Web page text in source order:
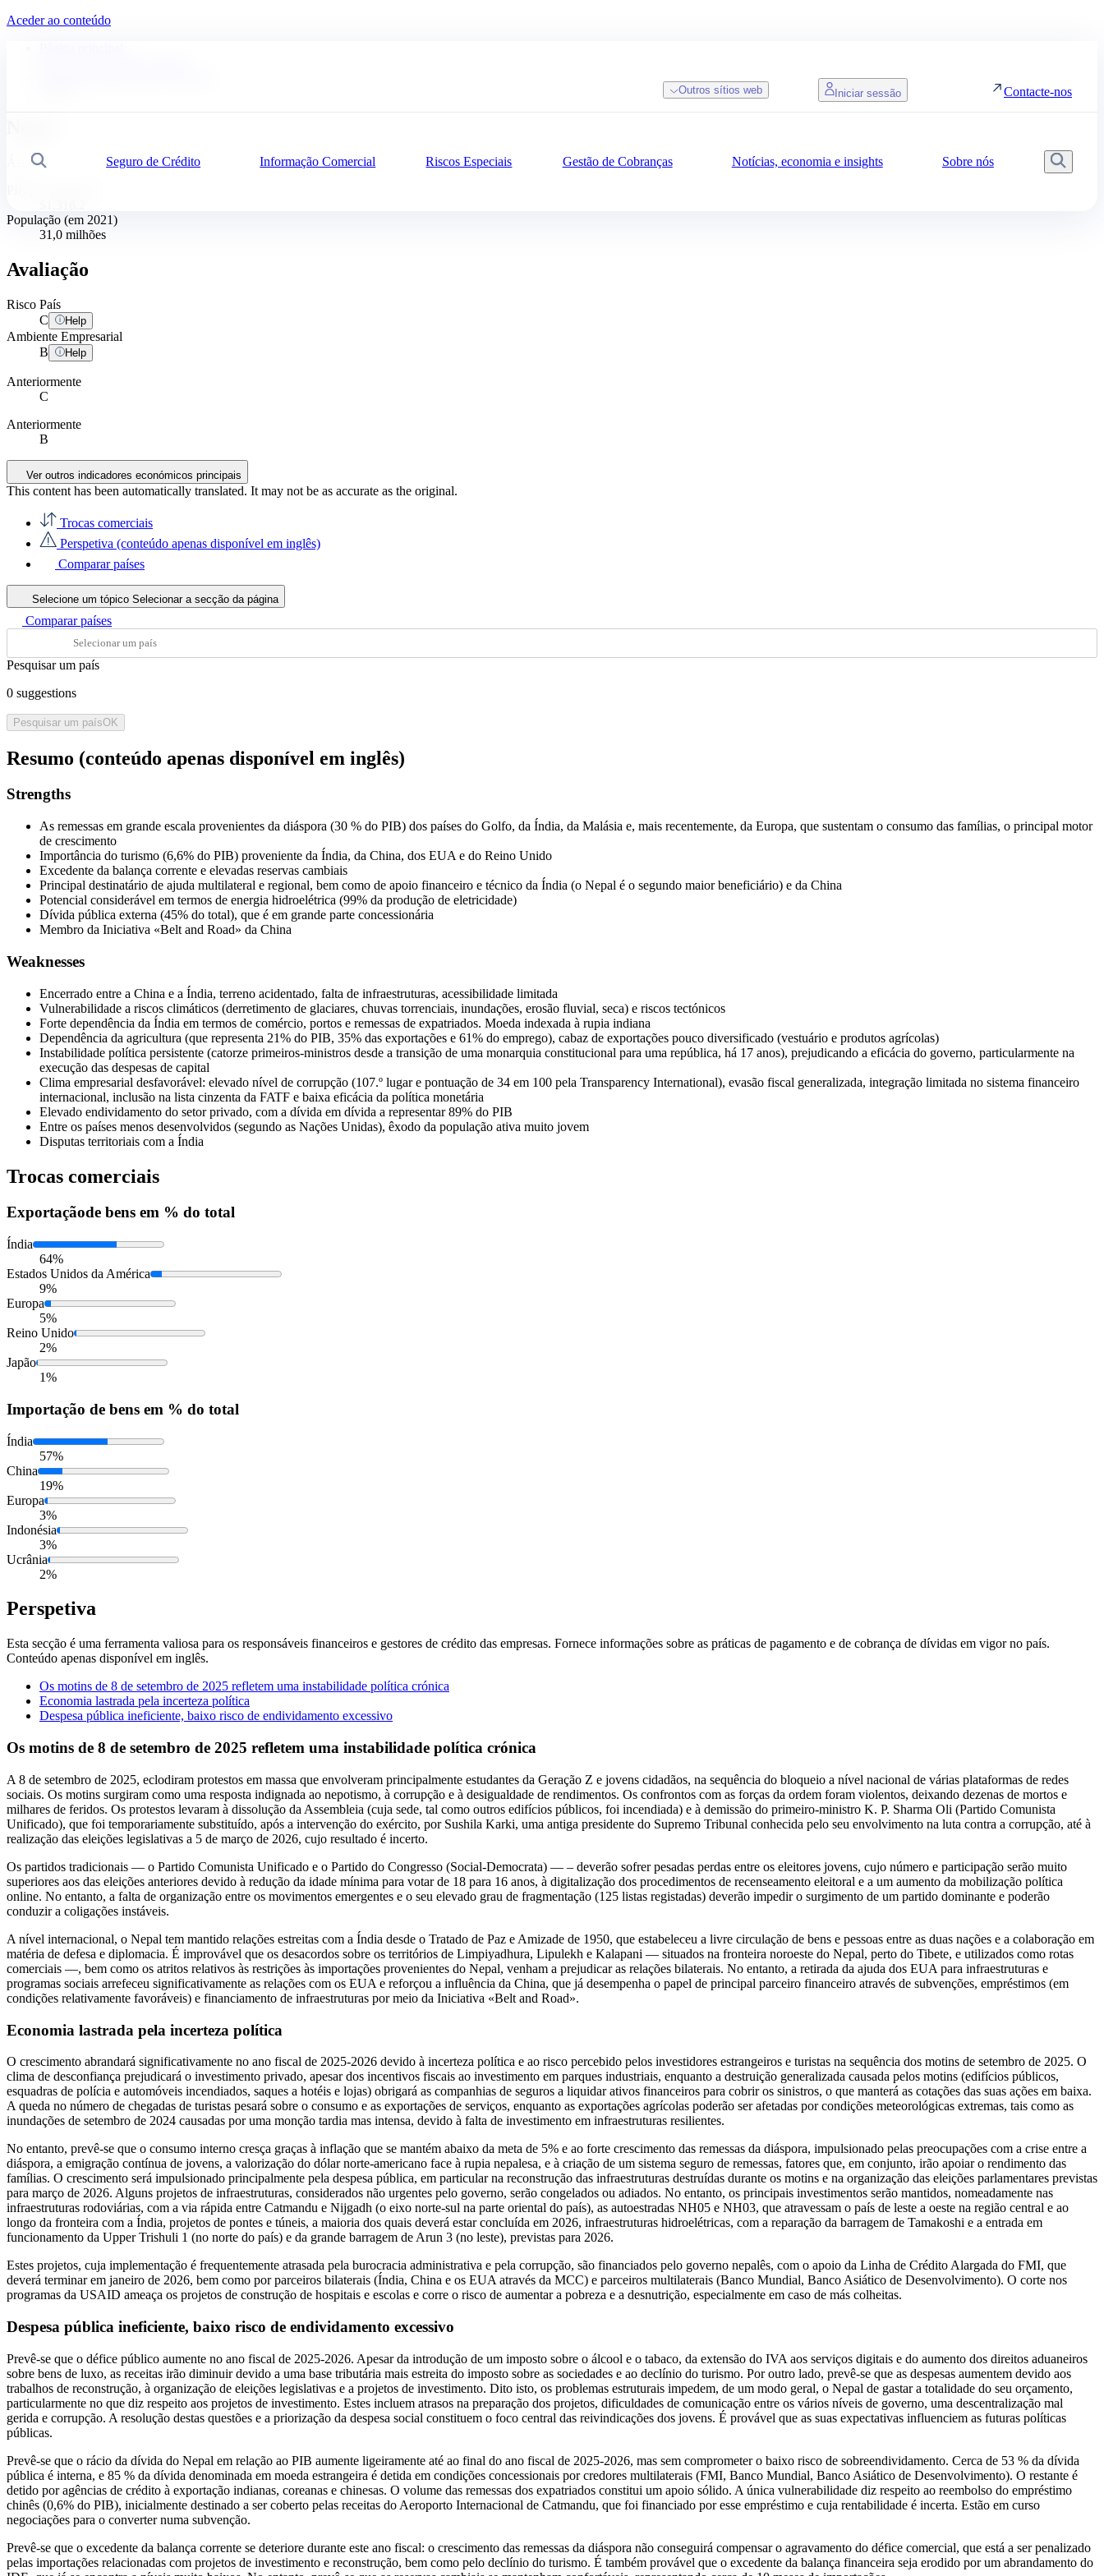
Aceder ao conteúdo
Seguro de Crédito Informação Comercial Riscos Especiais Gestão de Cobranças Notícias, economia e insights Sobre nós
Outros sítios web Iniciar sessão Contacte-nos
População (em 2021)
31,0 milhões
Avaliação
Risco País
C
Help
Ambiente Empresarial
B
Help
Anteriormente
C
Anteriormente
B
Ver outros indicadores económicos principais
This content has been automatically translated. It may not be as accurate as the original.
Trocas comerciais
Perspetiva (conteúdo apenas disponível em inglês)
Comparar países
Selecione um tópico Selecionar a secção da página
Comparar países
Pesquisar um país
0 suggestions
Pesquisar um paísOK
Resumo (conteúdo apenas disponível em inglês)
Strengths
As remessas em grande escala provenientes da diáspora (30 % do PIB) dos países do Golfo, da Índia, da Malásia e, mais recentemente, da Europa, que sustentam o consumo das famílias, o principal motor
de crescimento
Importância do turismo (6,6% do PIB) proveniente da Índia, da China, dos EUA e do Reino Unido
Excedente da balança corrente e elevadas reservas cambiais
Principal destinatário de ajuda multilateral e regional, bem como de apoio financeiro e técnico da Índia (o Nepal é o segundo maior beneficiário) e da China
Potencial considerável em termos de energia hidroelétrica (99% da produção de eletricidade)
Dívida pública externa (45% do total), que é em grande parte concessionária
Membro da Iniciativa «Belt and Road» da China
Weaknesses
Encerrado entre a China e a Índia, terreno acidentado, falta de infraestruturas, acessibilidade limitada
Vulnerabilidade a riscos climáticos (derretimento de glaciares, chuvas torrenciais, inundações, erosão fluvial, seca) e riscos tectónicos
Forte dependência da Índia em termos de comércio, portos e remessas de expatriados. Moeda indexada à rupia indiana
Dependência da agricultura (que representa 21% do PIB, 35% das exportações e 61% do emprego), cabaz de exportações pouco diversificado (vestuário e produtos agrícolas)
Instabilidade política persistente (catorze primeiros-ministros desde a transição de uma monarquia constitucional para uma república, há 17 anos), prejudicando a eficácia do governo, particularmente na
execução das despesas de capital
Clima empresarial desfavorável: elevado nível de corrupção (107.º lugar e pontuação de 34 em 100 pela Transparency International), evasão fiscal generalizada, integração limitada no sistema financeiro
internacional, inclusão na lista cinzenta da FATF e baixa eficácia da política monetária
Elevado endividamento do setor privado, com a dívida em dívida a representar 89% do PIB
Entre os países menos desenvolvidos (segundo as Nações Unidas), êxodo da população ativa muito jovem
Disputas territoriais com a Índia
Trocas comerciais
Exportaçãode bens em % do total
Índia
64%
Estados Unidos da América
9%
Europa
5%
Reino Unido
2%
Japão
1%
Importação de bens em % do total
Índia
57%
China
19%
Europa
3%
Indonésia
3%
Ucrânia
2%
Perspetiva
Esta secção é uma ferramenta valiosa para os responsáveis financeiros e gestores de crédito das empresas. Fornece informações sobre as práticas de pagamento e de cobrança de dívidas em vigor no país.
Conteúdo apenas disponível em inglês.
Os motins de 8 de setembro de 2025 refletem uma instabilidade política crónica
Economia lastrada pela incerteza política
Despesa pública ineficiente, baixo risco de endividamento excessivo
Os motins de 8 de setembro de 2025 refletem uma instabilidade política crónica
A 8 de setembro de 2025, eclodiram protestos em massa que envolveram principalmente estudantes da Geração Z e jovens cidadãos, na sequência do bloqueio a nível nacional de várias plataformas de redes
sociais. Os motins surgiram como uma resposta indignada ao nepotismo, à corrupção e à desigualdade de rendimentos. Os confrontos com as forças da ordem foram violentos, deixando dezenas de mortos e
milhares de feridos. Os protestos levaram à dissolução da Assembleia (cuja sede, tal como outros edifícios públicos, foi incendiada) e à demissão do primeiro-ministro K. P. Sharma Oli (Partido Comunista
Unificado), que foi temporariamente substituído, após a intervenção do exército, por Sushila Karki, uma antiga presidente do Supremo Tribunal conhecida pelo seu envolvimento na luta contra a corrupção, até à
realização das eleições legislativas a 5 de março de 2026, cujo resultado é incerto.
Os partidos tradicionais — o Partido Comunista Unificado e o Partido do Congresso (Social-Democrata) — – deverão sofrer pesadas perdas entre os eleitores jovens, cujo número e participação serão muito
superiores aos das eleições anteriores devido à redução da idade mínima para votar de 18 para 16 anos, à digitalização dos procedimentos de recenseamento eleitoral e a um aumento da mobilização política
online. No entanto, a falta de organização entre os movimentos emergentes e o seu elevado grau de fragmentação (125 listas registadas) deverão impedir o surgimento de um partido dominante e poderão
conduzir a coligações instáveis.
A nível internacional, o Nepal tem mantido relações estreitas com a Índia desde o Tratado de Paz e Amizade de 1950, que estabeleceu a livre circulação de bens e pessoas entre as duas nações e a colaboração em
matéria de defesa e diplomacia. É improvável que os desacordos sobre os territórios de Limpiyadhura, Lipulekh e Kalapani — situados na fronteira noroeste do Nepal, perto do Tibete, e utilizados como rotas
comerciais —, bem como os atritos relativos às restrições às importações provenientes do Nepal, venham a prejudicar as relações bilaterais. No entanto, a retirada da ajuda dos EUA para infraestruturas e
programas sociais arrefeceu significativamente as relações com os EUA e reforçou a influência da China, que já desempenha o papel de principal parceiro financeiro através de subvenções, empréstimos (em
condições relativamente favoráveis) e financiamento de infraestruturas por meio da Iniciativa «Belt and Road».
Economia lastrada pela incerteza política
O crescimento abrandará significativamente no ano fiscal de 2025-2026 devido à incerteza política e ao risco percebido pelos investidores estrangeiros e turistas na sequência dos motins de setembro de 2025. O
clima de desconfiança prejudicará o investimento privado, apesar dos incentivos fiscais ao investimento em parques industriais, enquanto a destruição generalizada causada pelos motins (edifícios públicos,
esquadras de polícia e automóveis incendiados, saques a hotéis e lojas) obrigará as companhias de seguros a liquidar ativos financeiros para cobrir os sinistros, o que manterá as cotações das suas ações em baixa.
A queda no número de chegadas de turistas pesará sobre o consumo e as exportações de serviços, enquanto as exportações agrícolas poderão ser afetadas por condições meteorológicas extremas, tais como as
inundações de setembro de 2024 causadas por uma monção tardia mas intensa, devido à falta de investimento em infraestruturas resilientes.
No entanto, prevê-se que o consumo interno cresça graças à inflação que se mantém abaixo da meta de 5% e ao forte crescimento das remessas da diáspora, impulsionado pelas preocupações com a crise entre a
diáspora, a emigração contínua de jovens, a valorização do dólar norte-americano face à rupia nepalesa, e à criação de um sistema seguro de remessas, fatores que, em conjunto, irão apoiar o rendimento das
famílias. O crescimento será impulsionado principalmente pela despesa pública, em particular na reconstrução das infraestruturas destruídas durante os motins e na organização das eleições parlamentares previstas
para março de 2026. Alguns projetos de infraestruturas, considerados não urgentes pelo governo, serão congelados ou adiados. No entanto, os principais investimentos serão mantidos, nomeadamente nas
infraestruturas rodoviárias, com a via rápida entre Catmandu e Nijgadh (o eixo norte-sul na parte oriental do país), as autoestradas NH05 e NH03, que atravessam o país de leste a oeste na região central e ao
longo da fronteira com a Índia, projetos de pontes e túneis, a maioria dos quais deverá estar concluída em 2026, infraestruturas hidroelétricas, com a reparação da barragem de Tamakoshi e a entrada em
funcionamento da Upper Trishuli 1 (no norte do país) e da grande barragem de Arun 3 (no leste), previstas para 2026.
Estes projetos, cuja implementação é frequentemente atrasada pela burocracia administrativa e pela corrupção, são financiados pelo governo nepalês, com o apoio da Linha de Crédito Alargada do FMI, que
deverá terminar em janeiro de 2026, bem como por parceiros bilaterais (Índia, China e os EUA através da MCC) e parceiros multilaterais (Banco Mundial, Banco Asiático de Desenvolvimento). O corte nos
programas da USAID ameaça os projetos de construção de hospitais e escolas e corre o risco de aumentar a pobreza e a desnutrição, especialmente em caso de más colheitas.
Despesa pública ineficiente, baixo risco de endividamento excessivo
Prevê-se que o défice público aumente no ano fiscal de 2025-2026. Apesar da introdução de um imposto sobre o álcool e o tabaco, da extensão do IVA aos serviços digitais e do aumento dos direitos aduaneiros
sobre bens de luxo, as receitas irão diminuir devido a uma base tributária mais estreita do imposto sobre as sociedades e ao declínio do turismo. Por outro lado, prevê-se que as despesas aumentem devido aos
trabalhos de reconstrução, à organização de eleições legislativas e a projetos de investimento. Dito isto, os problemas estruturais impedem, de um modo geral, o Nepal de gastar a totalidade do seu orçamento,
particularmente no que diz respeito aos projetos de investimento. Estes incluem atrasos na preparação dos projetos, dificuldades de comunicação entre os vários níveis de governo, uma descentralização mal
gerida e corrupção. A resolução destas questões e a priorização da despesa social constituem o foco central das reivindicações dos jovens. É provável que as suas expectativas influenciem as futuras políticas
públicas.
Prevê-se que o rácio da dívida do Nepal em relação ao PIB aumente ligeiramente até ao final do ano fiscal de 2025-2026, mas sem comprometer o baixo risco de sobreendividamento. Cerca de 53 % da dívida
pública é interna, e 85 % da dívida denominada em moeda estrangeira é detida em condições concessionais por credores multilaterais (FMI, Banco Mundial, Banco Asiático de Desenvolvimento). O restante é
detido por agências de crédito à exportação indianas, coreanas e chinesas. O volume das remessas dos expatriados constitui um apoio sólido. A única vulnerabilidade diz respeito ao reembolso do empréstimo
chinês (0,6% do PIB), inicialmente destinado a ser coberto pelas receitas do Aeroporto Internacional de Catmandu, que foi financiado por esse empréstimo e cuja rentabilidade é incerta. Estão em curso
negociações para o converter numa subvenção.
Prevê-se que o excedente da balança corrente se deteriore durante este ano fiscal: o crescimento das remessas da diáspora não conseguirá compensar o agravamento do défice comercial, que está a ser penalizado
pelas importações relacionadas com projetos de investimento e reconstrução, bem como pelo declínio do turismo. É também provável que o excedente da balança financeira seja erodido por um abrandamento do